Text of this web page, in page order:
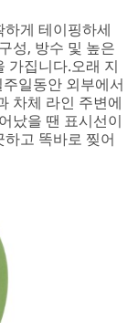
게 테이핑하세
성, 방수 및 높은
가집니다.오래 지
일동안 외부에서
차체 라인 주변에
났을 땐 표시선이
고 똑바로 찢어